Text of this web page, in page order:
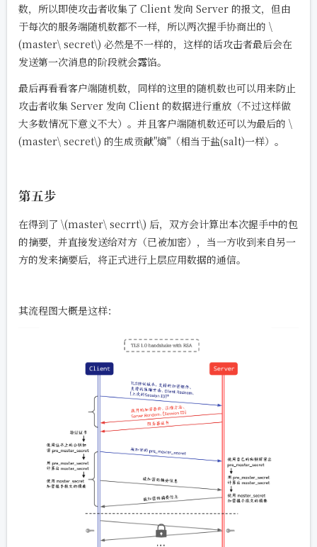
数，所以即使攻击者收集了 Client 发向 Server 的报文，但由
于每次的服务端随机数都不一样，所以两次握手协商出的 \
(master\ secret\) 必然是不一样的，这样的话攻击者最后会在
发送第一次消息的阶段就会露馅。
最后再看看客户端随机数，同样的这里的随机数也可以用来防止
攻击者收集 Server 发向 Client 的数据进行重放（不过这样做
大多数情况下意义不大）。并且客户端随机数还可以为最后的 \
(master\ secret\) 的生成贡献"熵"（相当于盐(salt)一样）。
第五步
在得到了 \(master\ secrrt\) 后，双方会计算出本次握手中的包
的摘要，并直接发送给对方（已被加密），当一方收到来自另一
方的发来摘要后，将正式进行上层应用数据的通信。
其流程图大概是这样：